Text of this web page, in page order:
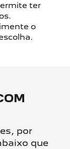
ter
o
por
que